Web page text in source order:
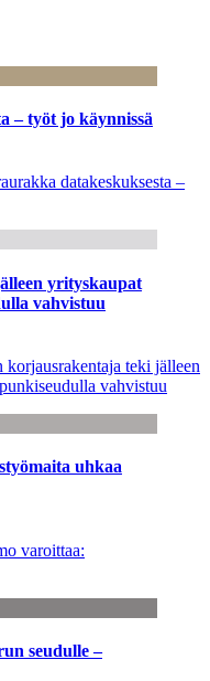
– työt jo käynnissä
datakeskuksesta –
yrityskaupat
vahvistuu
teki jälleen
vahvistuu
uhkaa
varoittaa:
seudulle –